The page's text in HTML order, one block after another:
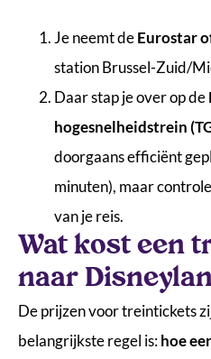
Je neemt deEurostar
station Brussel-Zuid/
Daar stap je over op de
hogesnelheidstrein
doorgaans efficiënt
minuten), maar
van je reis.
Wat kost een
naar
De prijzen voor treintickets
belangrijkste regel is:hoe